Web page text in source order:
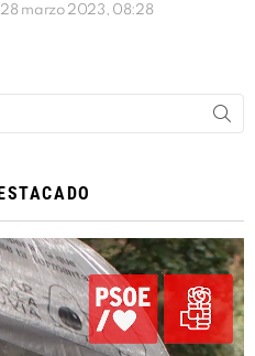
28 marzo 2023, 08:28